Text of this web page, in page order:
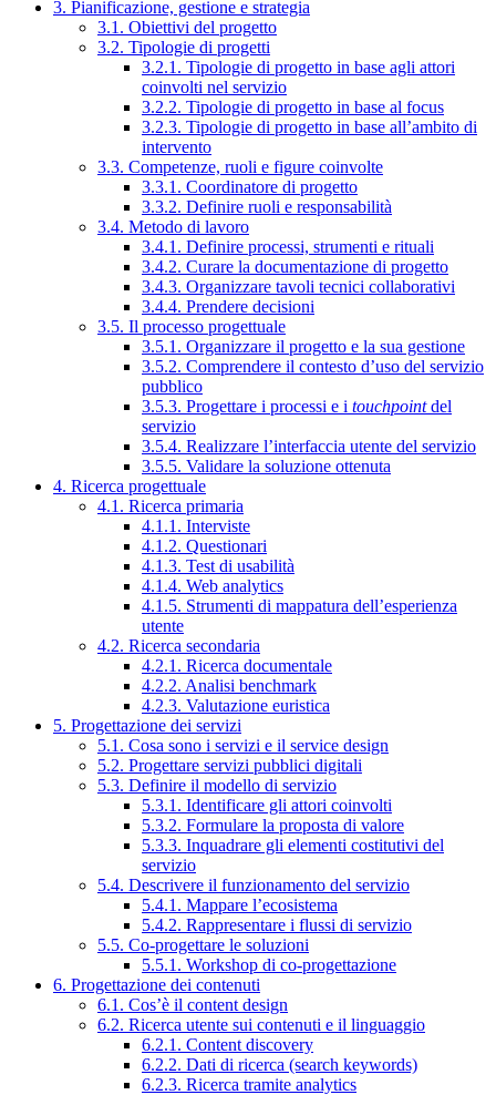
3. Pianificazione, gestione e strategia
3.1. Obiettivi del progetto
3.2. Tipologie di progetti
3.2.1. Tipologie di progetto in base agli attori
coinvolti nel servizio
3.2.2. Tipologie di progetto in base al focus
3.2.3. Tipologie di progetto in base all’ambito di
intervento
3.3. Competenze, ruoli e figure coinvolte
3.3.1. Coordinatore di progetto
3.3.2. Definire ruoli e responsabilità
3.4. Metodo di lavoro
3.4.1. Definire processi, strumenti e rituali
3.4.2. Curare la documentazione di progetto
3.4.3. Organizzare tavoli tecnici collaborativi
3.4.4. Prendere decisioni
3.5. Il processo progettuale
3.5.1. Organizzare il progetto e la sua gestione
3.5.2. Comprendere il contesto d’uso del servizio
pubblico
3.5.3. Progettare i processi e i touchpointdel
servizio
3.5.4. Realizzare l’interfaccia utente del servizio
3.5.5. Validare la soluzione ottenuta
4. Ricerca progettuale
4.1. Ricerca primaria
4.1.1. Interviste
4.1.2. Questionari
4.1.3. Test di usabilità
4.1.4. Web analytics
4.1.5. Strumenti di mappatura dell’esperienza
utente
4.2. Ricerca secondaria
4.2.1. Ricerca documentale
4.2.2. Analisi benchmark
4.2.3. Valutazione euristica
5. Progettazione dei servizi
5.1. Cosa sono i servizi e il service design
5.2. Progettare servizi pubblici digitali
5.3. Definire il modello di servizio
5.3.1. Identificare gli attori coinvolti
5.3.2. Formulare la proposta di valore
5.3.3. Inquadrare gli elementi costitutivi del
servizio
5.4. Descrivere il funzionamento del servizio
5.4.1. Mappare l’ecosistema
5.4.2. Rappresentare i flussi di servizio
5.5. Co-progettare le soluzioni
5.5.1. Workshop di co-progettazione
6. Progettazione dei contenuti
6.1. Cos’è il content design
6.2. Ricerca utente sui contenuti e il linguaggio
6.2.1. Content discovery
6.2.2. Dati di ricerca (search keywords)
6.2.3. Ricerca tramite analytics